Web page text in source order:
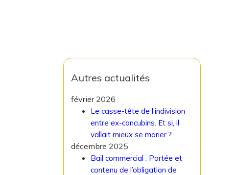
Autres actualités
février 2026
Le casse-tête de l'indivision
entre ex-concubins. Et si, il
vallait mieux se marier ?
décembre 2025
Bail commercial : Portée et
contenu de l’obligation de